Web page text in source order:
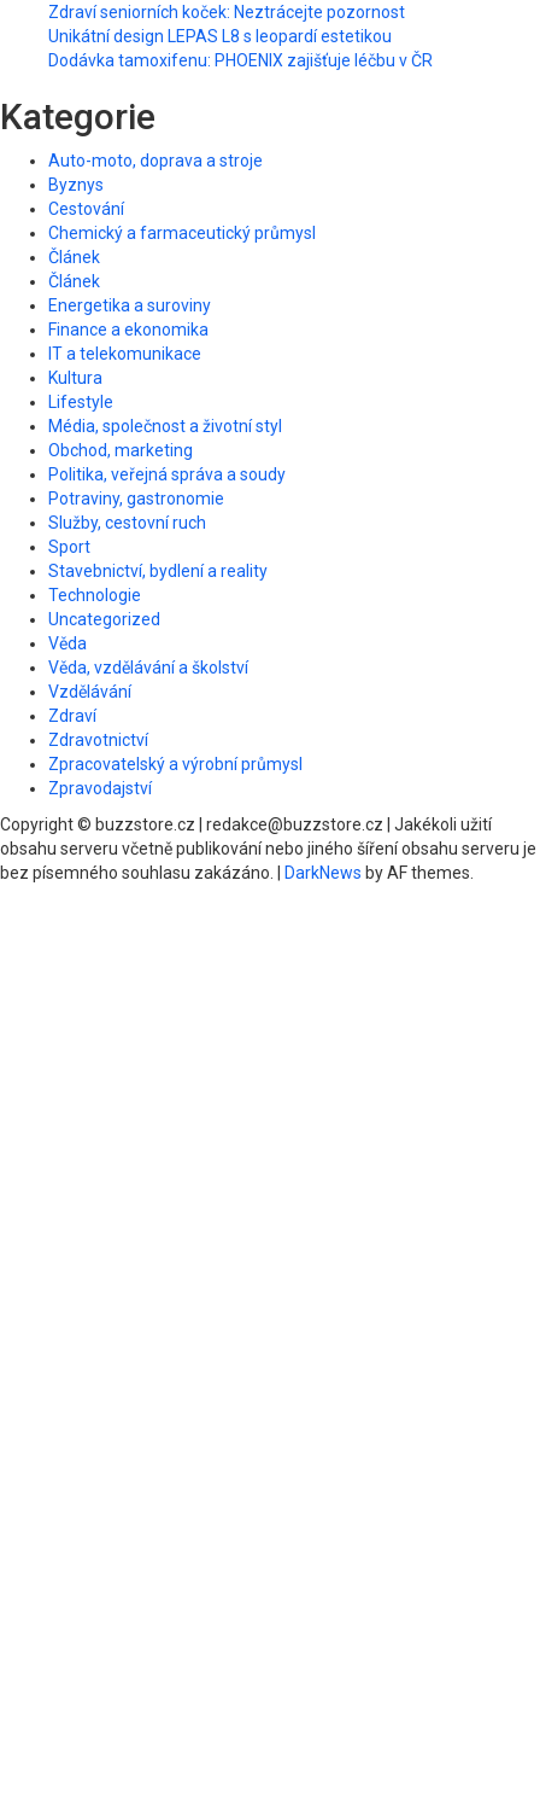
Zdraví seniorních koček: Neztrácejte pozornost
Unikátní design LEPAS L8 s leopardí estetikou
Dodávka tamoxifenu: PHOENIX zajišťuje léčbu v ČR
Kategorie
Auto-moto, doprava a stroje
Byznys
Cestování
Chemický a farmaceutický průmysl
Článek
Článek
Energetika a suroviny
Finance a ekonomika
IT a telekomunikace
Kultura
Lifestyle
Média, společnost a životní styl
Obchod, marketing
Politika, veřejná správa a soudy
Potraviny, gastronomie
Služby, cestovní ruch
Sport
Stavebnictví, bydlení a reality
Technologie
Uncategorized
Věda
Věda, vzdělávání a školství
Vzdělávání
Zdraví
Zdravotnictví
Zpracovatelský a výrobní průmysl
Zpravodajství
Copyright © buzzstore.cz | redakce@buzzstore.cz | Jakékoli užití
obsahu serveru včetně publikování nebo jiného šíření obsahu serveru je
bez písemného souhlasu zakázáno.
DarkNews by AF themes.